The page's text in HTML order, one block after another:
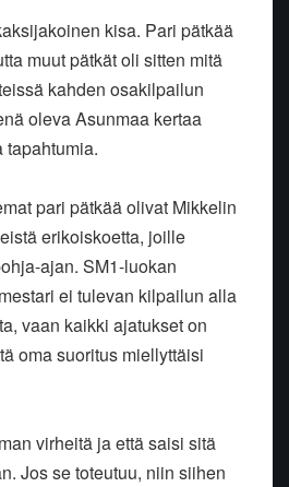
kisa. Pari pätkää
muut pätkät oli sitten mitä
kahden osakilpailun
oleva Asunmaa kertaa
pari pätkää olivat Mikkelin
erikoiskoetta, joille
ajan. SM1-luokan
ei tulevan kilpailun alla
vaan kaikki ajatukset on
oma suoritus miellyttäisi
virheitä ja että saisi sitä
Jos se toteutuu, niin siihen